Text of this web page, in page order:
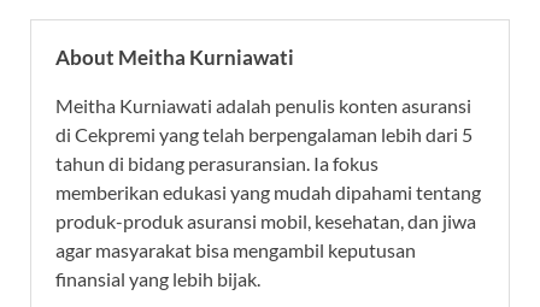
About Meitha Kurniawati
Meitha Kurniawati adalah penulis konten asuransi
di Cekpremi yang telah berpengalaman lebih dari 5
tahun di bidang perasuransian. Ia fokus
memberikan edukasi yang mudah dipahami tentang
produk-produk asuransi mobil, kesehatan, dan jiwa
agar masyarakat bisa mengambil keputusan
finansial yang lebih bijak.